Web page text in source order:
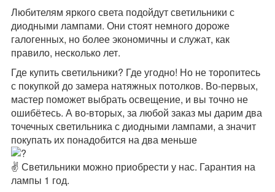
Любителям яркого света подойдут светильники с
диодными лампами. Они стоят немного дороже
галогенных, но более экономичны и служат, как
правило, несколько лет.
Где купить светильники? Где угодно! Но не торопитесь
с покупкой до замера натяжных потолков. Во-первых,
мастер поможет выбрать освещение, и вы точно не
ошибётесь. А во-вторых, за любой заказ мы дарим два
точечных светильника с диодными лампами, а значит
покупать их понадобится на два меньше
✌ Светильники можно приобрести у нас. Гарантия на
лампы 1 год.